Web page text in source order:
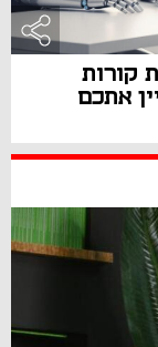
קורות
אתכם